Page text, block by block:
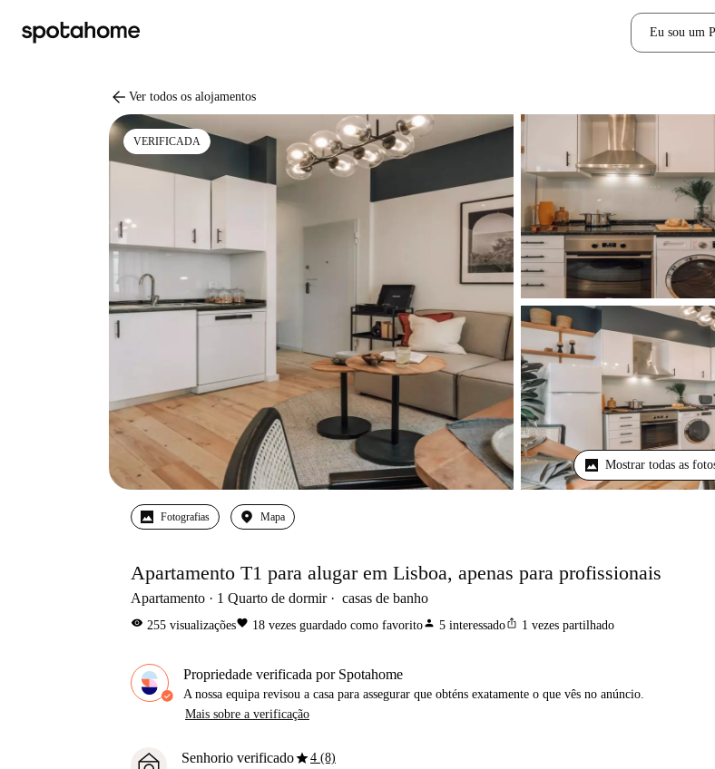
Eu sou um
arrow_back Ver todos os alojamentos
VERIFICADA
Mostrar todas as
Fotografias Mapa
Apartamento T1 para alugar em Lisboa, apenas para profissionais
Apartamento 1 Quarto de dormir casas de banho
visibility 255 visualizaçõesfavorite 18 vezes guardado como favoritoperson 5 interessadoios_share 1 vezes partilhado
Propriedade verificada por Spotahome
A nossa equipa revisou a casa para assegurar que obténs exatamente o que vês no anúncio.
Mais sobre a verificação
Senhorio verificadostar4 (8)